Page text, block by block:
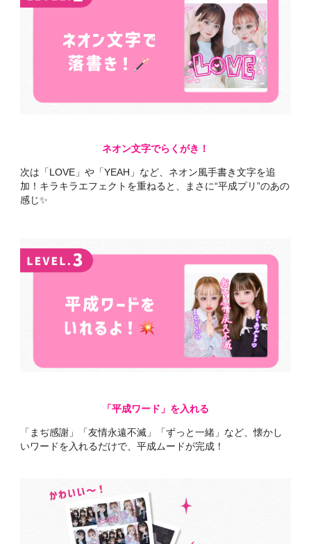
ネオン文字でらくがき！
次は「LOVE」や「YEAH」など、ネオン風手書き文字を追
加！キラキラエフェクトを重ねると、まさに“平成プリ”のあの
感じ✨
「平成ワード」を入れる
「まぢ感謝」「友情永遠不滅」「ずっと一緒」など、懐かし
いワードを入れるだけで、平成ムードが完成！